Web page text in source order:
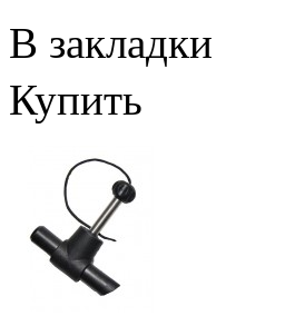
В закладки
Купить